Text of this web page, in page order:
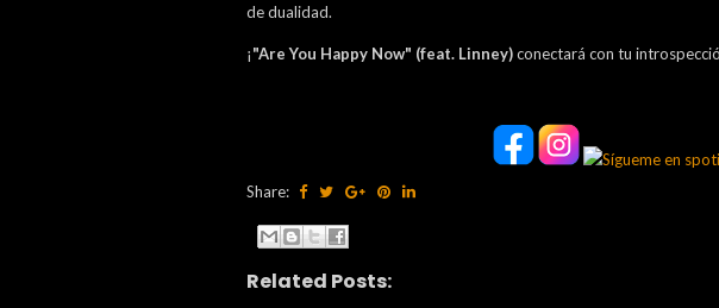
de dualidad.
¡"Are You Happy Now" (feat. Linney)conectará con tu
Share:
Related Posts: